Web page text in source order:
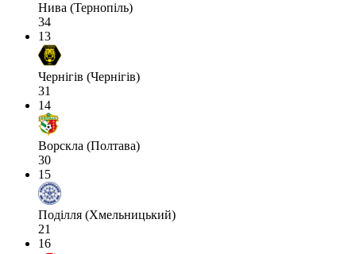
Нива (Тернопіль)
34
13
Чернігів (Чернігів)
31
14
Ворскла (Полтава)
30
15
Поділля (Хмельницький)
21
16